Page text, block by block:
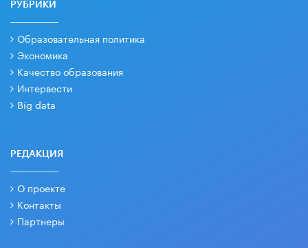
РУБРИКИ
Образовательная политика
Экономика
Качество образования
Интервести
Big data
РЕДАКЦИЯ
О проекте
Контакты
Партнеры